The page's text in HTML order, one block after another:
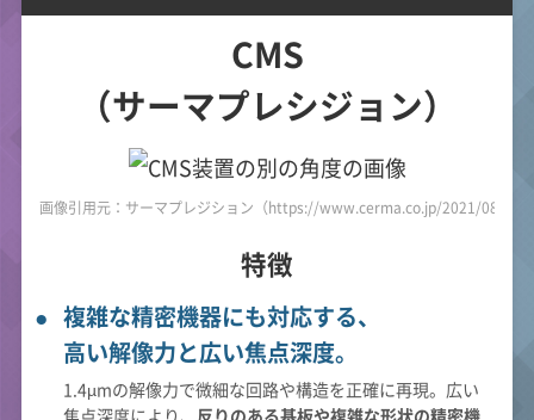
CMS
（サーマプレシジョン）
画像引用元：サーマプレジション（https://www.cerma.co.jp/2021/08/20/
特徴
複雑な精密機器にも対応する、
高い解像力と広い焦点深度。
1.4µmの解像力で微細な回路や構造を正確に再現。広い